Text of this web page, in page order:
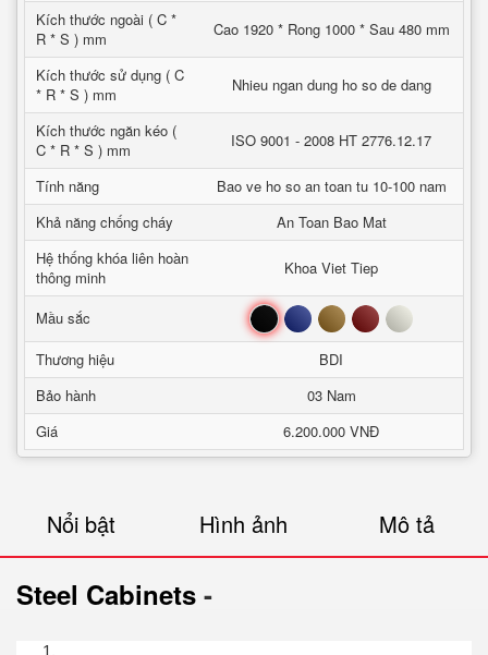
Kích thước ngoài ( C *
R * S ) mm
Cao 1920 * Rong 1000 * Sau 480 mm
Kích thước sử dụng ( C
* R * S ) mm
Nhieu ngan dung ho so de dang
Kích thước ngăn kéo (
C * R * S ) mm
ISO 9001 - 2008 HT 2776.12.17
Tính năng
Bao ve ho so an toan tu 10-100 nam
Khả năng chống cháy
An Toan Bao Mat
Hệ thống khóa liên hoàn
thông minh
Khoa Viet Tiep
Mầu sắc Đen Xanh Nâu Đỏ Trắng
Thương hiệu
BDI
Bảo hành
03 Nam
Giá
6.200.000 VNĐ
Nổi bật Hình ảnh Mô tả
Steel Cabinets -